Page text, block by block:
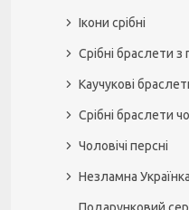
Ікони срібні
Срібні браслети з
Каучукові
Срібні браслети
Чоловічі персні
Незламна